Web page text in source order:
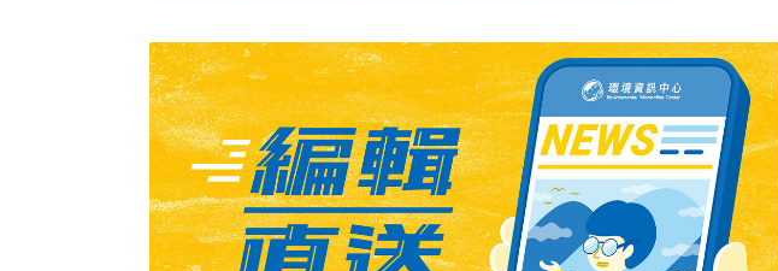
家標準的方案，責令企業改正。至今每天生活在污染中的老百姓，無法理
解政府和環保部門的效率，既然8月底環保部門的初步調查稱相關污染指數
超標需要整改，但為何不勒令工廠立刻停產呢？村民反映，早在新一輪的
熱電光能項目之前，該廠幾年來的污水排放已經令附近河流看不見一條活
魚。除了魚類、家禽亡命，長